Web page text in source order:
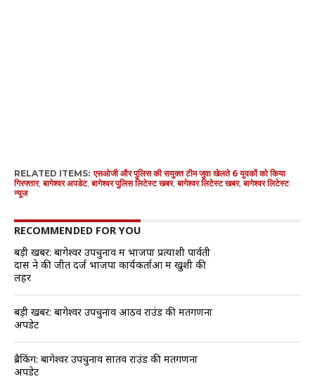
RELATED ITEMS: एसओजी और पुलिस की सयुक्त टीम जुवा खेलते 6 युवकों को किया
गिरफ्तार,बागेश्वर अपडेट,बागेश्वर पुलिस लिटेस्ट खबर,बागेश्वर लिटेस्ट खबर,बागेश्वर लिटेस्ट
न्यूज
RECOMMENDED FOR YOU
बड़ी खबर: बागेश्वर उपचुनाव में भाजपा प्रत्याशी पार्वती
दास ने की जीत दर्ज भाजपा कार्यकर्ताओं में खुशी की
लहर
बड़ी खबर: बागेश्वर उपचुनाव आठवें राउंड की मतगणना
अपडेट
ब्रैकिंग: बागेश्वर उपचुनाव सातवें राउंड की मतगणना
अपडेट